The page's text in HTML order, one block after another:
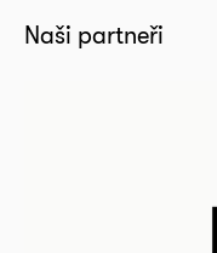
Naši partneři